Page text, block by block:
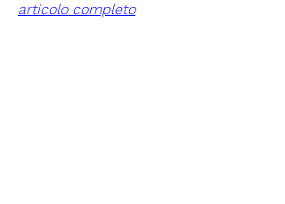
articolo completo